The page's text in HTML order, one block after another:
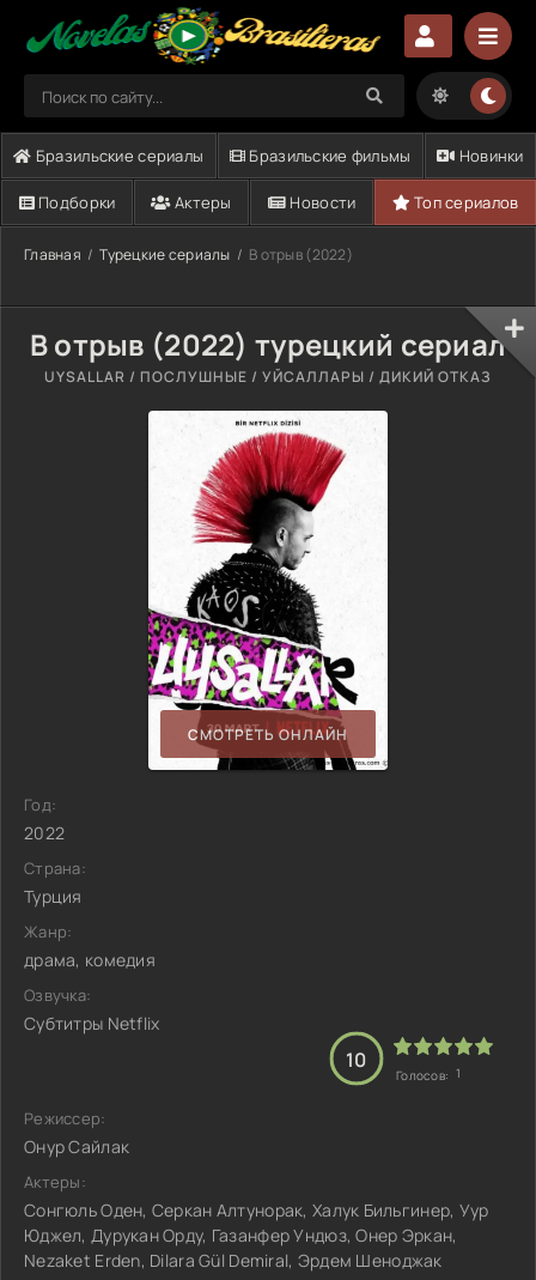
Бразильские сериалы Бразильские фильмы Новинки
Подборки Актеры Новости Топ сериалов
Главная Турецкие сериалы В отрыв (2022)
В отрыв (2022) турецкий сериал
UYSALLAR / ПОСЛУШНЫЕ / УЙСАЛЛАРЫ / ДИКИЙ ОТКАЗ
СМОТРЕТЬ ОНЛАЙН
Год:
2022
Страна:
Турция
Жанр:
драма, комедия
Озвучка:
Субтитры Netflix
10
Голосов: 1
Режиссер:
Онур Сайлак
Актеры:
Сонгюль Оден, Серкан Алтунорак, Халук Бильгинер, Уур
Юджел, Дурукан Орду, Газанфер Ундюз, Онер Эркан,
Nezaket Erden, Dilara Gül Demiral, Эрдем Шеноджак